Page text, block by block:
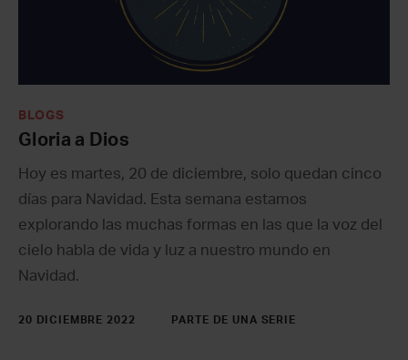
BLOGS
Gloria a Dios
Hoy es martes, 20 de diciembre, solo quedan cinco
días para Navidad. Esta semana estamos
explorando las muchas formas en las que la voz del
cielo habla de vida y luz a nuestro mundo en
Navidad.
20 DICIEMBRE 2022 PARTE DE UNA SERIE